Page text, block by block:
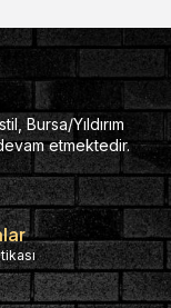
Bursa/Yıldırım
etmektedir.